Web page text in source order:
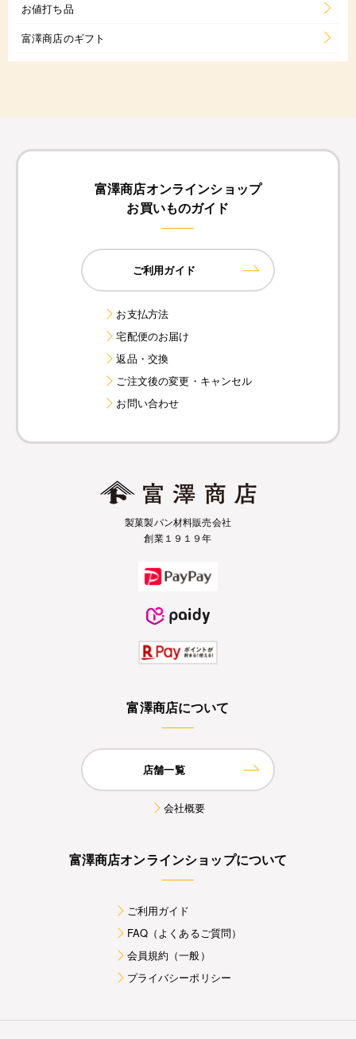
お値打ち品
富澤商店のギフト
富澤商店オンラインショップ
お買いものガイド
ご利用ガイド
お支払方法
宅配便のお届け
返品・交換
ご注文後の変更・キャンセル
お問い合わせ
製菓製パン材料販売会社
創業１９１９年
富澤商店について
店舗一覧
会社概要
富澤商店オンラインショップについて
ご利用ガイド
FAQ（よくあるご質問）
会員規約（一般）
プライバシーポリシー